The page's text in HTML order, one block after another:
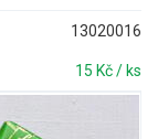
13020016
15 Kč / ks